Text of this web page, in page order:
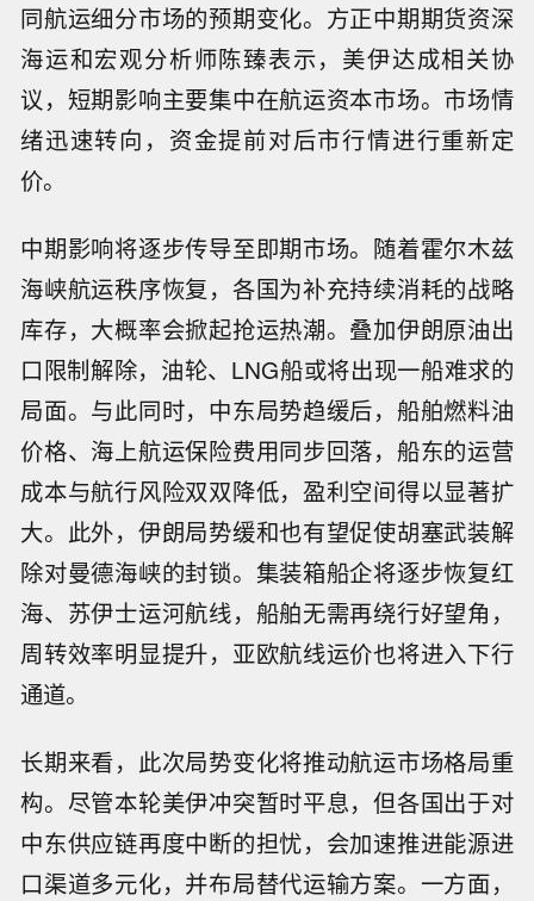
同航运细分市场的预期变化。方正中期期货资深
海运和宏观分析师陈臻表示，美伊达成相关协
议，短期影响主要集中在航运资本市场。市场情
绪迅速转向，资金提前对后市行情进行重新定
价。
中期影响将逐步传导至即期市场。随着霍尔木兹
海峡航运秩序恢复，各国为补充持续消耗的战略
库存，大概率会掀起抢运热潮。叠加伊朗原油出
口限制解除，油轮、LNG船或将出现一船难求的
局面。与此同时，中东局势趋缓后，船舶燃料油
价格、海上航运保险费用同步回落，船东的运营
成本与航行风险双双降低，盈利空间得以显著扩
大。此外，伊朗局势缓和也有望促使胡塞武装解
除对曼德海峡的封锁。集装箱船企将逐步恢复红
海、苏伊士运河航线，船舶无需再绕行好望角，
周转效率明显提升，亚欧航线运价也将进入下行
通道。
长期来看，此次局势变化将推动航运市场格局重
构。尽管本轮美伊冲突暂时平息，但各国出于对
中东供应链再度中断的担忧，会加速推进能源进
口渠道多元化，并布局替代运输方案。一方面，